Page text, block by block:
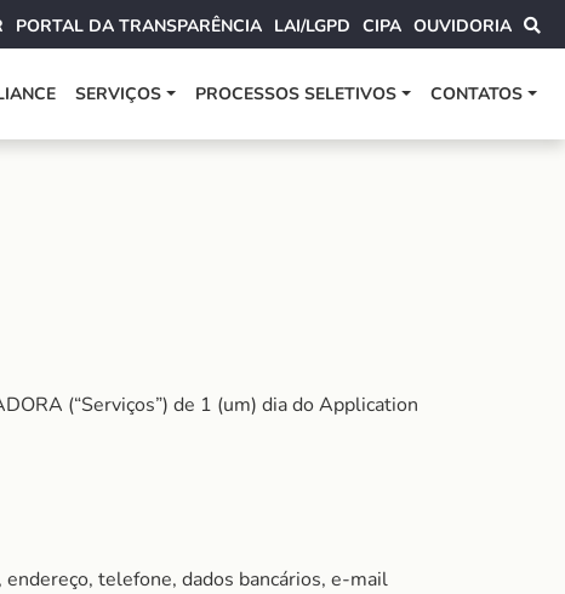
PORTAL DA TRANSPARÊNCIA LAI/LGPD CIPA OUVIDORIA
SERVIÇOS PROCESSOS SELETIVOS CONTATOS
(“Serviços”) de 1 (um) dia do Application
telefone, dados bancários, e-mail